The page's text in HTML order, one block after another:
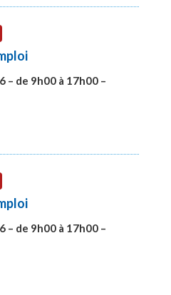
– de 9h00 à 17h00 –
– de 9h00 à 17h00 –